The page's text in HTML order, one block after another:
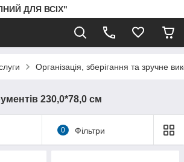
ДЛЯ ВСІХ"
Організація, зберігання та зручне
230,0*78,0 см
0 Фільтри